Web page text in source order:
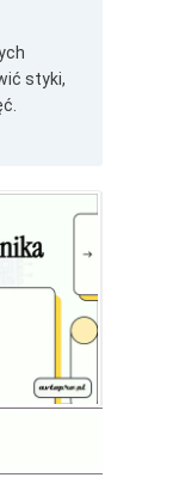
styki,